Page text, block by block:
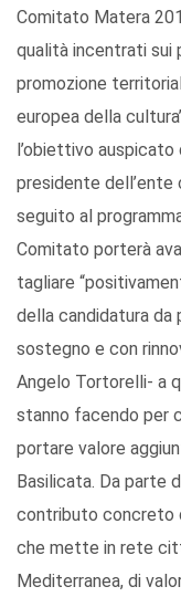
Comitato Matera
qualità incentrati sui
promozione
europea della
l’obiettivo auspicato
presidente dell’ente
seguito al
Comitato porterà
tagliare
della candidatura da
sostegno e con
Angelo Tortorelli- a
stanno facendo per
portare valore
Basilicata. Da parte
contributo concreto
che mette in rete
Mediterranea, di